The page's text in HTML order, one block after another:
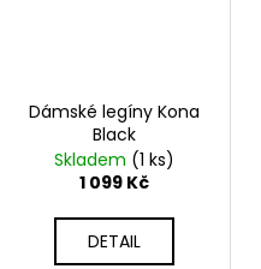
Dámské legíny Kona
Black
Skladem (1 ks)
1 099 Kč
DETAIL